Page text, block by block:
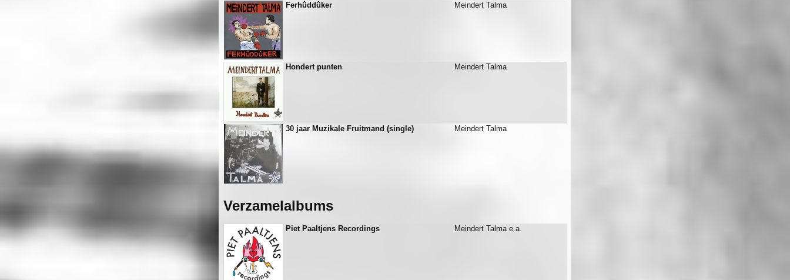
Ferhûddûker Meindert Talma
Hondert punten Meindert Talma
30 jaar Muzikale Fruitmand (single) Meindert Talma
Verzamelalbums
Piet Paaltjens Recordings Meindert Talma e.a.